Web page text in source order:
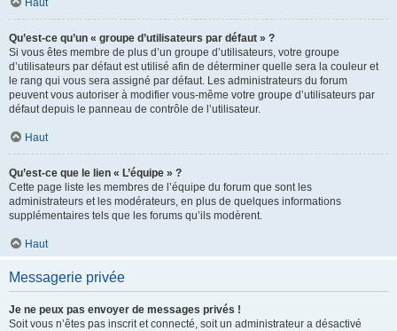
Haut
Qu’est-ce qu’un « groupe d’utilisateurs par défaut » ?
Si vous êtes membre de plus d’un groupe d’utilisateurs, votre groupe
d’utilisateurs par défaut est utilisé afin de déterminer quelle sera la couleur et
le rang qui vous sera assigné par défaut. Les administrateurs du forum
peuvent vous autoriser à modifier vous-même votre groupe d’utilisateurs par
défaut depuis le panneau de contrôle de l’utilisateur.
Haut
Qu’est-ce que le lien « L’équipe » ?
Cette page liste les membres de l’équipe du forum que sont les
administrateurs et les modérateurs, en plus de quelques informations
supplémentaires tels que les forums qu’ils modèrent.
Haut
Messagerie privée
Je ne peux pas envoyer de messages privés !
Soit vous n’êtes pas inscrit et connecté, soit un administrateur a désactivé